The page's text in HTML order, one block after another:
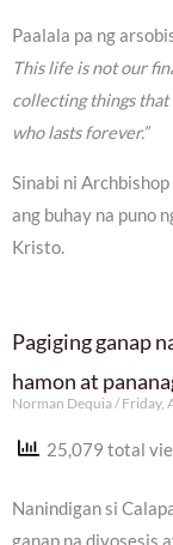
Paalala pa ng
This life is not our
collecting things that
who lasts forever.”
Sinabi ni
ang buhay na puno
Kristo.
Pagiging ganap
hamon at
Norman Dequia Friday,
25,079 total
Nanindigan si
ganap na diyosesis